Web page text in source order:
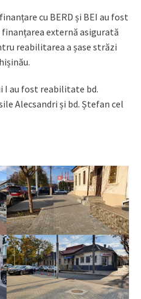
cu BERD și BEI au fost
finanțarea externă asigurată
reabilitarea a șase străzi
I au fost reabilitate bd.
Alecsandri și bd. Ștefan cel